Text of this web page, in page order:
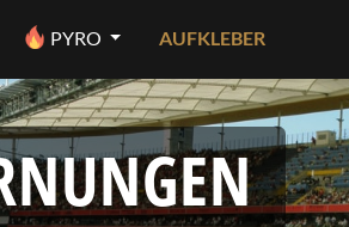
PYRO AUFKLEBER